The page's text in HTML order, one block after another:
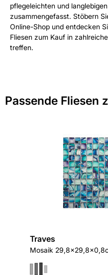
pflegeleichten und
zusammengefasst. Stöbern
Online-Shop und entdecken
Fliesen zum Kauf in
treffen.
Passende Fliesen
Traves
Mosaik